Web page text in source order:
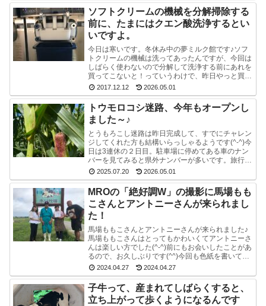
ソフトクリームの機械を分解掃除する
前に、たまにはクエン酸洗浄するとい
いですよ。
今日は寒いです。冬休み中の夢ミルク館です♪ソフ
トクリームの機械は洗ってあったんですが、今回は
しばらく使わないので分解して洗浄する前にあれを
買ってこないと！っていうわけで、昨日やっと買っ
てきました。ポットのクエン酸洗浄剤。粉末のやつ
です。週1...
2017.12.12 2026.05.01
トウモロコシ迷路、今年もオープンし
ました～♪
とうもろこし迷路は昨日完成して、すでにチャレン
ジしてくれた方も結構いらっしゃるようです(^-^)今
日は3連休の２日目。駐車場に停めてある車のナン
バーを見てみると県外ナンバーが多いです。旅行と
か帰省ですかね(^^)みんな楽しそうで良かったで
す...
2025.07.20 2026.05.01
MROの「絶好調W」の撮影に馬場もも
こさんとアントニーさんが来られまし
た！
馬場ももこさんとアントニーさんが来られました♪
馬場ももこさんはとってもかわいくてアントニーさ
んは楽しい方でした(^-^)前にもお会いしたことがあ
るので、お久しぶりです(^^)今回も色紙を書いて戴
いたので、夢ミルク館に来られた時には、ぜひ、
ご...
2024.04.27 2024.04.27
子牛って、産まれてしばらくすると、
立ち上がって歩くようになるんです